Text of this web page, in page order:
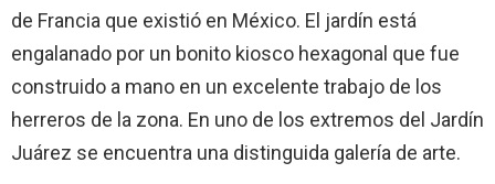
de Francia que existió en México. El jardín está
engalanado por un bonito kiosco hexagonal que fue
construido a mano en un excelente trabajo de los
herreros de la zona. En uno de los extremos del Jardín
Juárez se encuentra una distinguida galería de arte.